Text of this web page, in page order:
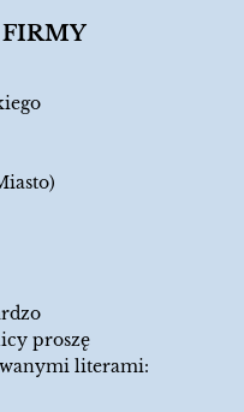
proszę
literami: